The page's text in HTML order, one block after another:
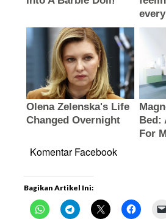
Komentar Facebook
Bagikan Artikel Ini: